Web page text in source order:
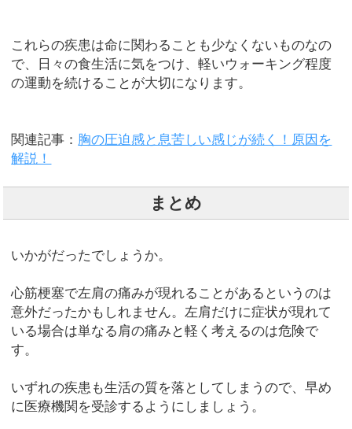
これらの疾患は命に関わることも少なくないものなの
で、日々の食生活に気をつけ、軽いウォーキング程度
の運動を続けることが大切になります。
関連記事： 胸の圧迫感と息苦しい感じが続く！原因を
解説！
まとめ
いかがだったでしょうか。
心筋梗塞で左肩の痛みが現れることがあるというのは
意外だったかもしれません。左肩だけに症状が現れて
いる場合は単なる肩の痛みと軽く考えるのは危険で
す。
いずれの疾患も生活の質を落としてしまうので、早め
に医療機関を受診するようにしましょう。